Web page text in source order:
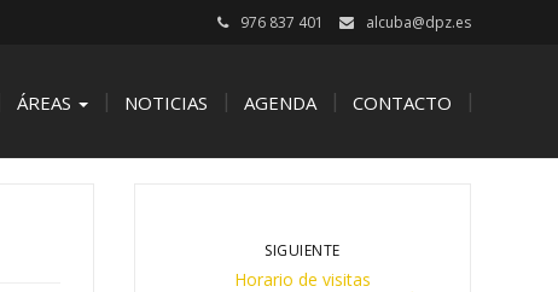
976 837 401 alcuba@dpz.es
ÁREAS NOTICIAS AGENDA CONTACTO
SIGUIENTE
Horario de visitas